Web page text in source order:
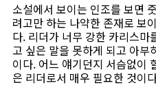
소설에서 보이는 인조를 보면
려고만 하는 나약한 존재로 보
다. 리더가 너무 강한 카리스
고 싶은 말을 못하게 되고 아부
이다. 어느 얘기던지 서슴없이
은 리더로서 매우 필요한 것이